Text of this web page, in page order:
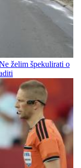
želim špekulirati o